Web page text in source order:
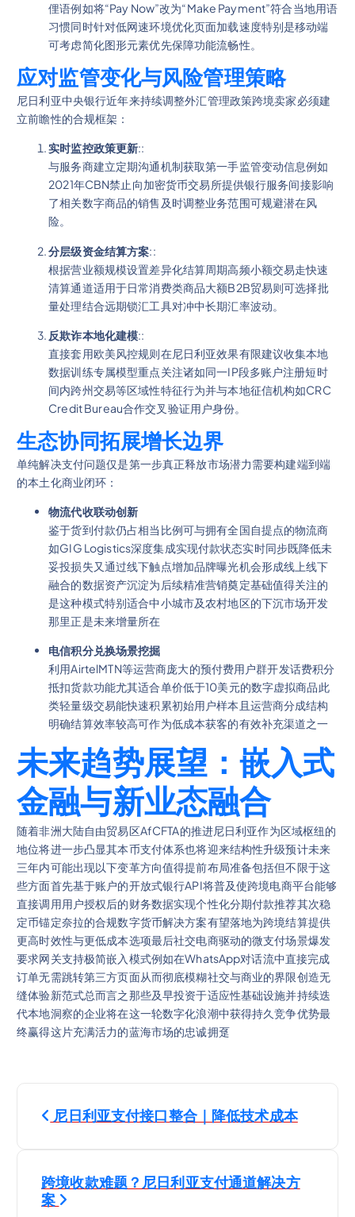
俚语例如将“Pay Now”改为“Make Payment”符合当地用语
习惯同时针对低网速环境优化页面加载速度特别是移动端
可考虑简化图形元素优先保障功能流畅性。
应对监管变化与风险管理策略
尼日利亚中央银行近年来持续调整外汇管理政策跨境卖家必须建
立前瞻性的合规框架：
实时监控政策更新::
与服务商建立定期沟通机制获取第一手监管变动信息例如
2021年CBN禁止向加密货币交易所提供银行服务间接影响
了相关数字商品的销售及时调整业务范围可规避潜在风
险。
分层级资金结算方案::
根据营业额规模设置差异化结算周期高频小额交易走快速
清算通道适用于日常消费类商品大额B2B贸易则可选择批
量处理结合远期锁汇工具对冲中长期汇率波动。
反欺诈本地化建模::
直接套用欧美风控规则在尼日利亚效果有限建议收集本地
数据训练专属模型重点关注诸如同一IP段多账户注册短时
间内跨州交易等区域性特征行为并与本地征信机构如CRC
Credit Bureau合作交叉验证用户身份。
生态协同拓展增长边界
单纯解决支付问题仅是第一步真正释放市场潜力需要构建端到端
的本土化商业闭环：
物流代收联动创新
鉴于货到付款仍占相当比例可与拥有全国自提点的物流商
如GIG Logistics深度集成实现付款状态实时同步既降低未
妥投损失又通过线下触点增加品牌曝光机会形成线上线下
融合的数据资产沉淀为后续精准营销奠定基础值得关注的
是这种模式特别适合中小城市及农村地区的下沉市场开发
那里正是未来增量所在
电信积分兑换场景挖掘
利用AirtelMTN等运营商庞大的预付费用户群开发话费积分
抵扣货款功能尤其适合单价低于10美元的数字虚拟商品此
类轻量级交易能快速积累初始用户样本且运营商分成结构
明确结算效率较高可作为低成本获客的有效补充渠道之一
未来趋势展望：嵌入式
金融与新业态融合
随着非洲大陆自由贸易区AfCFTA的推进尼日利亚作为区域枢纽的
地位将进一步凸显其本币支付体系也将迎来结构性升级预计未来
三年内可能出现以下变革方向值得提前布局准备包括但不限于这
些方面首先基于账户的开放式银行API将普及使跨境电商平台能够
直接调用用户授权后的财务数据实现个性化分期付款推荐其次稳
定币锚定奈拉的合规数字货币解决方案有望落地为跨境结算提供
更高时效性与更低成本选项最后社交电商驱动的微支付场景爆发
要求网关支持极简嵌入模式例如在WhatsApp对话流中直接完成
订单无需跳转第三方页面从而彻底模糊社交与商业的界限创造无
缝体验新范式总而言之那些及早投资于适应性基础设施并持续迭
代本地洞察的企业将在这一轮数字化浪潮中获得持久竞争优势最
终赢得这片充满活力的蓝海市场的忠诚拥趸
尼日利亚支付接口整合｜降低技术成本
跨境收款难题？尼日利亚支付通道解决方
案